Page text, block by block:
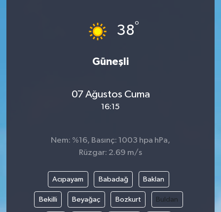
38°
Güneşli
07 Ağustos Cuma
16:15
Nem: %16, Basınç: 1003 hpa hPa,
Rüzgar: 2.69 m/s
Acıpayam Babadağ Baklan
Bekilli Beyağaç Bozkurt Buldan